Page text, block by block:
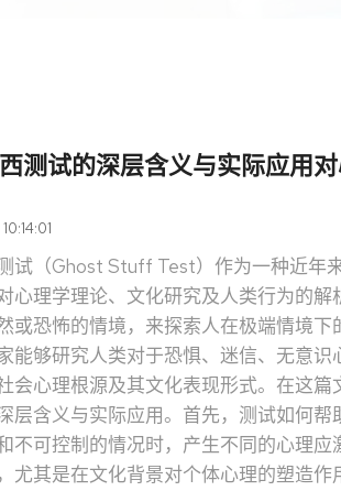
测试的深层含义与实际应用
试（Ghost Stuff Test）作为一种近年
心理学理论、文化研究及人类行为的
或恐怖的情境，来探索人在极端情境
能够研究人类对于恐惧、迷信、无意
会心理根源及其文化表现形式。在这
层含义与实际应用。首先，测试如何
不可控制的情况时，产生不同的心理
尤其是在文化背景对个体心理的塑造